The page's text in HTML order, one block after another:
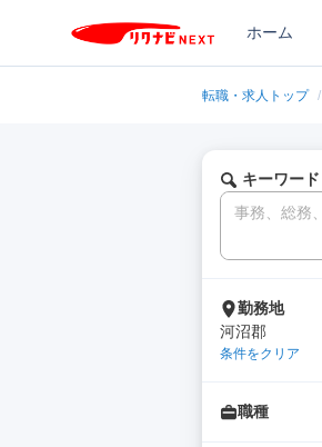
ホーム
転職・求人トップ /
キーワード
勤務地
河沼郡
条件をクリア
職種